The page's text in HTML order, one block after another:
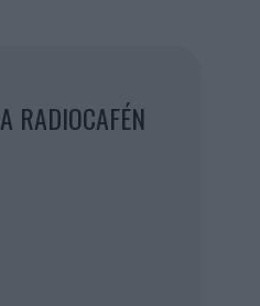
A RADIOCAFÉN